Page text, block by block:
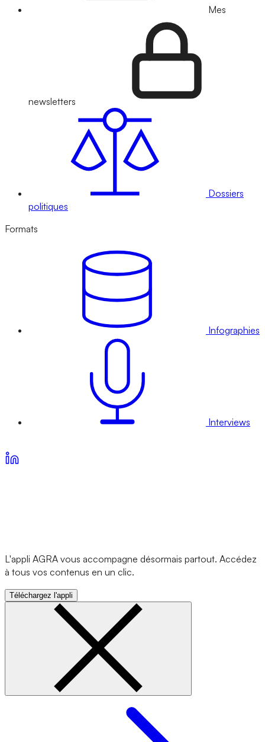
Mes
newsletters
Dossiers
politiques
Formats
Infographies
Interviews
L'appli AGRA vous accompagne désormais partout. Accédez
à tous vos contenus en un clic.
Téléchargez l'appli